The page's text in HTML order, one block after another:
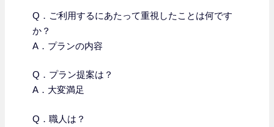
Q． ご利用するにあたって重視したことは何です
か？
A．プランの内容
Q．プラン提案は？
A．大変満足
Q．職人は？